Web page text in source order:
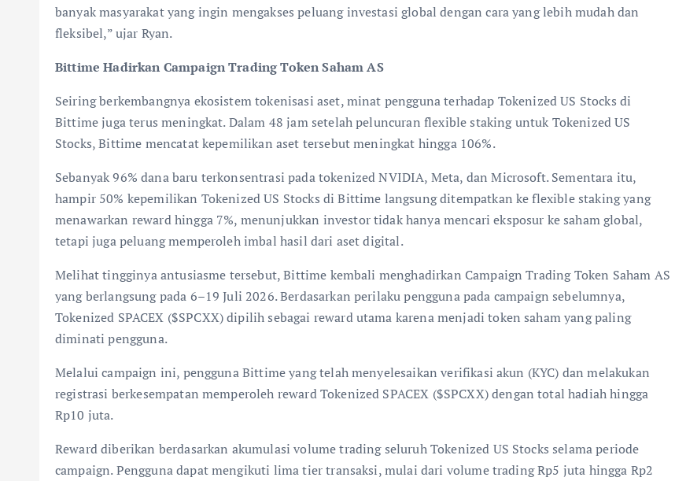
banyak masyarakat yang ingin mengakses peluang investasi global dengan cara yang lebih mudah dan
fleksibel,” ujar Ryan.
Bittime Hadirkan Campaign Trading Token Saham AS
Seiring berkembangnya ekosistem tokenisasi aset, minat pengguna terhadap Tokenized US Stocks di
Bittime juga terus meningkat. Dalam 48 jam setelah peluncuran flexible staking untuk Tokenized US
Stocks, Bittime mencatat kepemilikan aset tersebut meningkat hingga 106%.
Sebanyak 96% dana baru terkonsentrasi pada tokenized NVIDIA, Meta, dan Microsoft. Sementara itu,
hampir 50% kepemilikan Tokenized US Stocks di Bittime langsung ditempatkan ke flexible staking yang
menawarkan reward hingga 7%, menunjukkan investor tidak hanya mencari eksposur ke saham global,
tetapi juga peluang memperoleh imbal hasil dari aset digital.
Melihat tingginya antusiasme tersebut, Bittime kembali menghadirkan Campaign Trading Token Saham AS
yang berlangsung pada 6–19 Juli 2026. Berdasarkan perilaku pengguna pada campaign sebelumnya,
Tokenized SPACEX ($SPCXX) dipilih sebagai reward utama karena menjadi token saham yang paling
diminati pengguna.
Melalui campaign ini, pengguna Bittime yang telah menyelesaikan verifikasi akun (KYC) dan melakukan
registrasi berkesempatan memperoleh reward Tokenized SPACEX ($SPCXX) dengan total hadiah hingga
Rp10 juta.
Reward diberikan berdasarkan akumulasi volume trading seluruh Tokenized US Stocks selama periode
campaign. Pengguna dapat mengikuti lima tier transaksi, mulai dari volume trading Rp5 juta hingga Rp2